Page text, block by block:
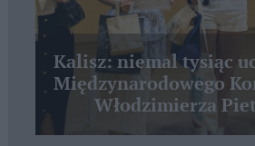
Kalisz: niemal tysiąc
Międzynarodowego
Włodzimierza